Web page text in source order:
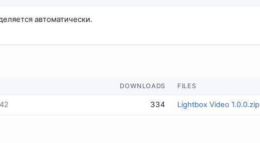
автоматически.
DOWNLOADS FILES
334 Lightbox Video 1.0.0.zip